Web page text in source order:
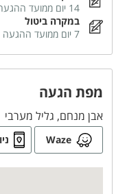
מטבח מאובזר
מתקן מים
מקרר
כלי אוכל והגשה
משחקי שולחן
14 יום ממועד ההגעה
במקרה ביטול
7 יום ממועד ההגעה
מפת הגעה
אבן מנחם, גליל מערבי
Waze